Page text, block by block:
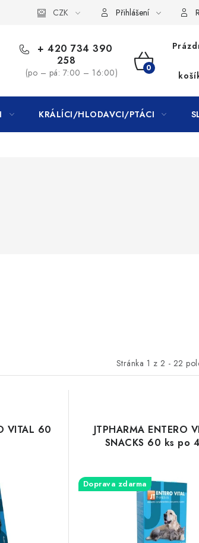
CZK Přihlášení
+ 420 734 390
258
(po – pá: 7:00 – 16:00)
NÁKUPNÍ
KOŠÍK
KRÁLÍCI/HLODAVCI/PTÁCI
Stránka 1 z 2 - 22
VITAL 60
JTPHARMA ENTERO
SNACKS 60 ks po
Doprava zdarma